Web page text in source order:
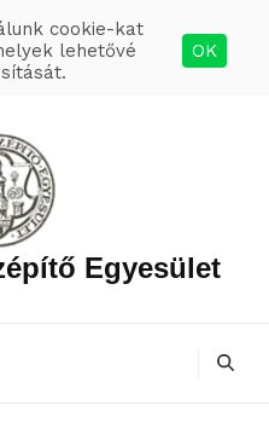
Egyesület
cookie-kat
lehetővé
OK